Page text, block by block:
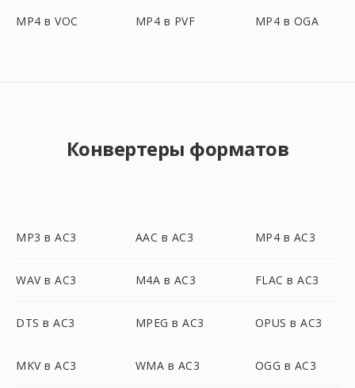
MP4 в VOC MP4 в PVF MP4 в OGA
Конвертеры форматов
MP3 в AC3 AAC в AC3 MP4 в AC3
WAV в AC3 M4A в AC3 FLAC в AC3
DTS в AC3 MPEG в AC3 OPUS в AC3
MKV в AC3 WMA в AC3 OGG в AC3